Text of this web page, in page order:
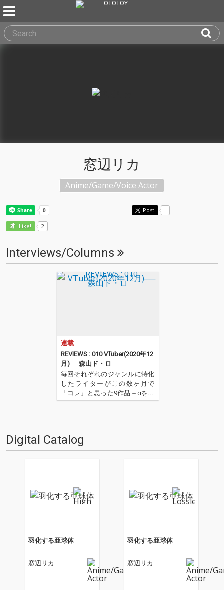
窓辺リカ
Anime/Game/Voice Actor
Post -
Like! 2
Interviews/Columns
連載
REVIEWS : 010 VTuber(2020年12
月)──森山ド・ロ
毎回それぞれのジャンルに特化
したライターがこの数ヶ月で
「コレ」と思った9作品＋αを紹
介するコーナー。今回はVTuber
楽曲のなかから、9作品をセレ
クト。トマト組の中で…
Digital Catalog
羽化する亜球体
窓辺リカ
羽化する亜球体
窓辺リカ